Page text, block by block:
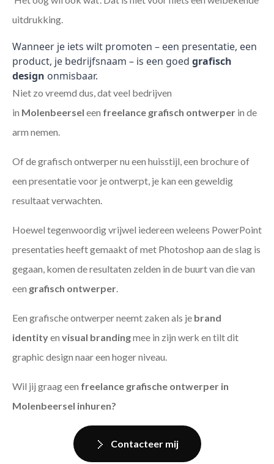
uitdrukking.
Wanneer je iets wilt promoten – een presentatie, een
product, je bedrijfsnaam – is een goed grafisch
design onmisbaar.
Niet zo vreemd dus, dat veel bedrijven
in Molenbeersel een freelance grafisch ontwerper in de
arm nemen.
Of de grafisch ontwerper nu een huisstijl, een brochure of
een presentatie voor je ontwerpt, je kan een geweldig
resultaat verwachten.
Hoewel tegenwoordig vrijwel iedereen weleens PowerPoint
presentaties heeft gemaakt of met Photoshop aan de slag is
gegaan, komen de resultaten zelden in de buurt van die van
een grafisch ontwerper
Een grafische ontwerper neemt zaken als je brand
identityen visual brandingmee in zijn werk en tilt dit
graphic design naar een hoger niveau.
Wil jij graag een freelance grafische ontwerper in
Molenbeersel inhuren?
Contacteer mij